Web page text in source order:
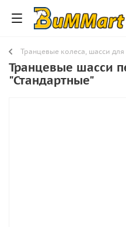
Транцевые колеса, шасси
Транцевые шасси
"Стандартные"